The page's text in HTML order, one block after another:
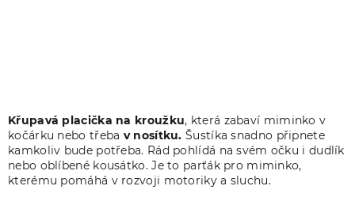
Křupavá placička na kroužku, která zabaví miminko v
kočárku nebo třeba v nosítku. Šustíka snadno připnete
kamkoliv bude potřeba. Rád pohlídá na svém očku i dudlík
nebo oblíbené kousátko. Je to parťák pro miminko,
kterému pomáhá v rozvoji motoriky a sluchu.